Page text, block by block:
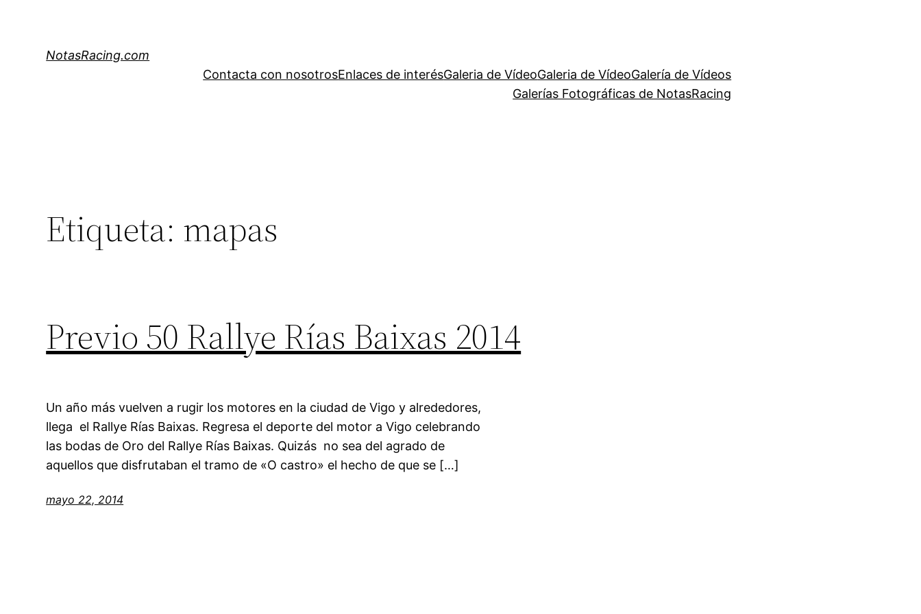
NotasRacing.com
Contacta con nosotrosEnlaces de interésGaleria de VídeoGaleria de VídeoGalería de Vídeos
Galerías Fotográficas de NotasRacing
Etiqueta: mapas
Previo 50 Rallye Rías Baixas 2014
Un año más vuelven a rugir los motores en la ciudad de Vigo y alrededores,
llega el Rallye Rías Baixas. Regresa el deporte del motor a Vigo celebrando
las bodas de Oro del Rallye Rías Baixas. Quizás no sea del agrado de
aquellos que disfrutaban el tramo de «O castro» el hecho de que se […]
mayo 22, 2014